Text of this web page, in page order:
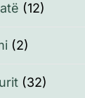
(12)
(2)
(32)